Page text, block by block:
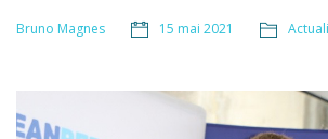
Bruno Magnes 15 mai 2021